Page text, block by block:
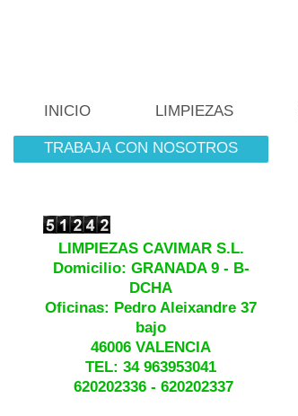
INICIO LIMPIEZAS
TRABAJA CON NOSOTROS
LIMPIEZAS CAVIMAR S.L.
Domicilio: GRANADA 9 - B-
DCHA
Oficinas: Pedro Aleixandre 37
bajo
46006 VALENCIA
TEL: 34 963953041
620202336 - 620202337